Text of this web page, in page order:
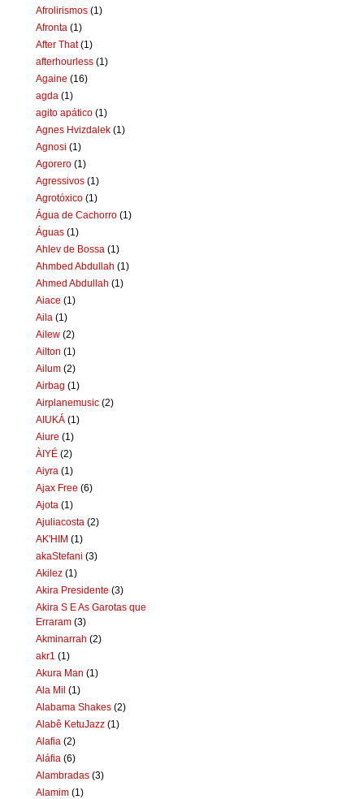
Afrolirismos (1)
Afronta (1)
After That (1)
afterhourless (1)
Againe (16)
agda (1)
agito apático (1)
Agnes Hvizdalek (1)
Agnosi (1)
Agorero (1)
Agressivos (1)
Agrotóxico (1)
Água de Cachorro (1)
Águas (1)
Ahlev de Bossa (1)
Ahmbed Abdullah (1)
Ahmed Abdullah (1)
Aiace (1)
Aila (1)
Ailew (2)
Ailton (1)
Ailum (2)
Airbag (1)
Airplanemusic (2)
AIUKÁ (1)
Aiure (1)
ÀIYÉ (2)
Aiyra (1)
Ajax Free (6)
Ajota (1)
Ajuliacosta (2)
AK'HIM (1)
akaStefani (3)
Akilez (1)
Akira Presidente (3)
Akira S E As Garotas que
Erraram (3)
Akminarrah (2)
akr1 (1)
Akura Man (1)
Ala Mil (1)
Alabama Shakes (2)
Alabê KetuJazz (1)
Alafia (2)
Aláfia (6)
Alambradas (3)
Alamim (1)